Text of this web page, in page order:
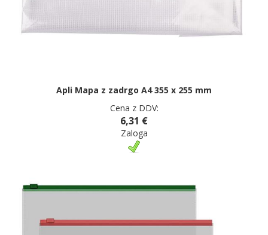
Apli Mapa z zadrgo A4 355 x 255 mm
Cena z DDV:
6,31 €
Zaloga